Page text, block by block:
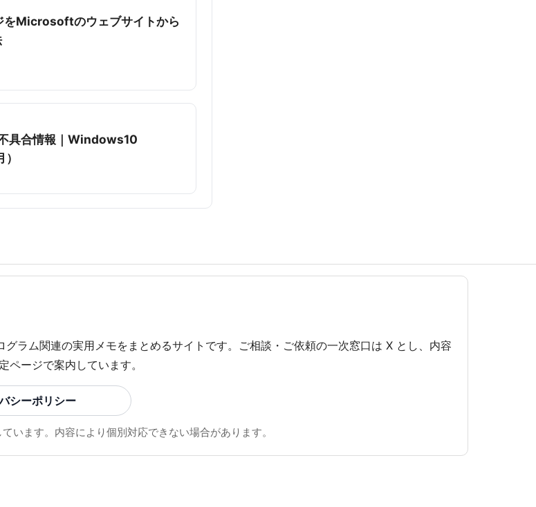
Microsoftのウェブサイトから
具合情報｜Windows10
ラム関連の実用メモをまとめるサイトです。ご相談・ご依頼の一次窓口は X とし、内容
ージで案内しています。
シーポリシー
います。内容により個別対応できない場合があります。